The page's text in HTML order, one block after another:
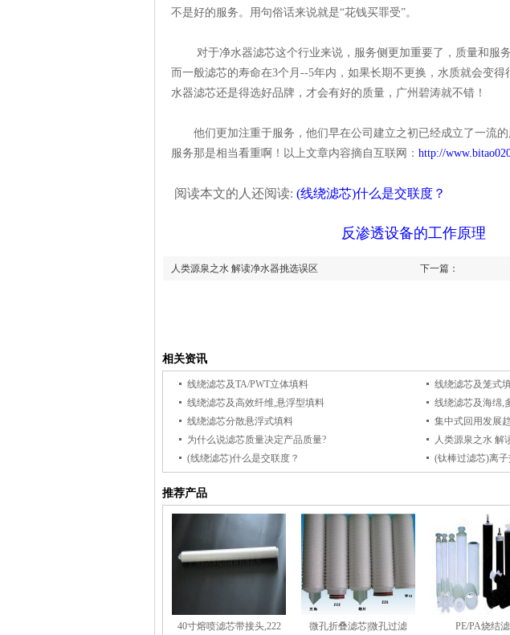
不是好的服务。用句俗话来说就是“花钱买罪受”。
对于净水器滤芯这个行业来说，服务侧更加重要了，质量和服务
而一般滤芯的寿命在3个月--5年内，如果长期不更换，水质就会变
水器滤芯还是得选好品牌，才会有好的质量，广州碧涛就不错！
他们更加注重于服务，他们早在公司建立之初已经成立了一流的
服务那是相当看重啊！以上文章内容摘自互联网： http://
阅读本文的人还阅读: (线绕滤芯)什么是交联度？
反渗透设备的工作原理
下一篇：
人类源泉之水 解读净水器挑选误区
相关资讯
线绕滤芯及TA/PWT立体填料
线绕滤芯及笼式
线绕滤芯及高效纤维,悬浮型填料
线绕滤芯及海绵,
线绕滤芯分散悬浮式填料
集中式回用发展
为什么说滤芯质量决定产品质量?
人类源泉之水 解
(线绕滤芯)什么是交联度？
(钛棒过滤芯)离
推荐产品
40寸熔喷滤芯带接头,222 微孔折叠滤芯|微孔过滤 PE/PA烧结